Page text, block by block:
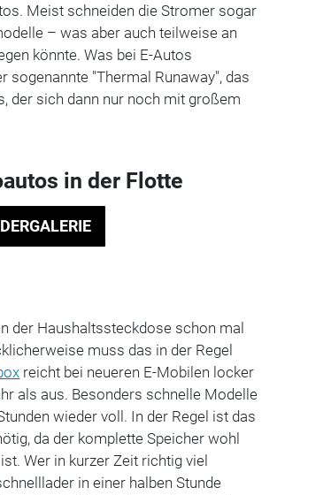
Meist schneiden die Stromer sogar
– was aber auch teilweise an
könnte. Was bei E-Autos
"Thermal Runaway", das
der sich dann nur noch mit großem
in der Flotte
der Haushaltssteckdose schon mal
muss das in der Regel
reicht bei neueren E-Mobilen locker
als aus. Besonders schnelle Modelle
wieder voll. In der Regel ist das
da der komplette Speicher wohl
Wer in kurzer Zeit richtig viel
in einer halben Stunde